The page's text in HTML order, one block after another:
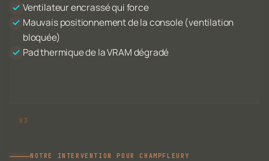
Ventilateur encrassé qui force
Mauvais positionnement de la console (ventilation
bloquée)
Pad thermique de la VRAM dégradé
NOTRE INTERVENTION POUR CHAMPFLEURY